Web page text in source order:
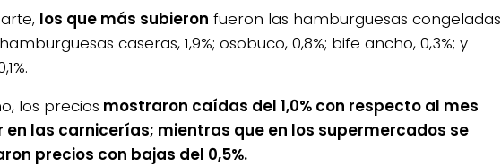
los que más subieron fueron las hamburguesas congeladas
hamburguesas caseras, 1,9%; osobuco, 0,8%; bife ancho, 0,3%; y
los precios mostraron caídas del 1,0% con respecto al mes
en las carnicerías; mientras que en los supermercados se
precios con bajas del 0,5%.